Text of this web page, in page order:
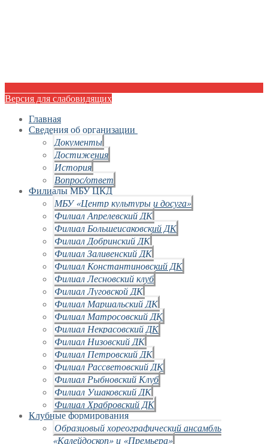
Версия для слабовидящих
Главная
Сведения об организации
Документы
Достижения
История
Вопрос/ответ
Филиалы МБУ ЦКД
МБУ «Центр культуры и досуга»
Филиал Апрелевский ДК
Филиал Большеисаковский ДК
Филиал Добринский ДК
Филиал Заливенский ДК
Филиал Константиновский ДК
Филиал Лесновский клуб
Филиал Луговской ДК
Филиал Маршальский ДК
Филиал Матросовский ДК
Филиал Некрасовский ДК
Филиал Низовский ДК
Филиал Петровский ДК
Филиал Рассветовский ДК
Филиал Рыбновский Клуб
Филиал Ушаковский ДК
Филиал Храбровский ДК
Клубные формирования
Образцовый хореографический ансамбль
«Калейдоскоп» и «Премьера»